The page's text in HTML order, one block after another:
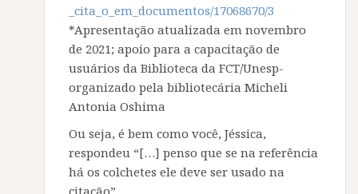
_cita_o_em_documentos/17068670/3
*Apresentação atualizada em novembro
de 2021; apoio para a capacitação de
usuários da Biblioteca da FCT/Unesp-
organizado pela bibliotecária Micheli
Antonia Oshima
Ou seja, é bem como você, Jéssica,
respondeu “[…] penso que se na referência
há os colchetes ele deve ser usado na